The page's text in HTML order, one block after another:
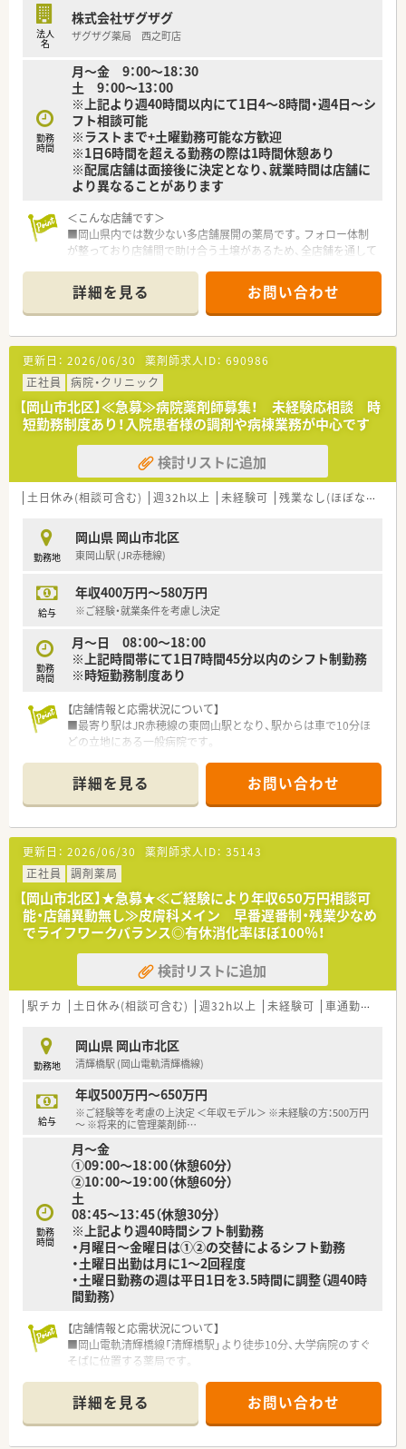
法人
名
株式会社ザグザグ
ザグザグ薬局 西之町店
勤務
時間
月～金 9：00～18：30
土 9：00～13：00
※上記より週40時間以内にて1日4～8時間・週4日～シ
フト相談可能
※ラストまで+土曜勤務可能な方歓迎
※1日6時間を超える勤務の際は1時間休憩あり
※配属店舗は面接後に決定となり、就業時間は店舗に
より異なることがあります
＜こんな店舗です＞
■岡山県内では数少ない多店舗展開の薬局です。フォロー体制
が整っており店舗間で助け合う土壌があるため、全店舗を通して
■ドラッグストアならではの広々とした駐車場もついており、マ
イカー通勤が便利な立地です。
〈会社の特徴〉
■中四国に200店舗以上展開する大手ドラッグストアです。さら
に増加中で成長性がある企業です。
■近年、関西方面にも店舗展開をしています。
■ドラッグストア併設調剤薬局を40店舗以上展開。
■店舗拡大に伴いキャリアアップできるポジションが多数あり！
頑張り次第で高給与も可能！
■日用品から医薬品・化粧品まで、従業員割引制度など支出を減
らせる嬉しいメリットもたくさんあります！
■「暮らしに役立つことなら何でも取り組もう」をモットーに、
認知症カフェなどの地域貢献活動を行っています。
機の他にバーコード照合監査システムを全店に導入していま
す。
■月3日まで希望休を出すことが出来るため、プライベートの予
■研修講師や在宅の推進、リクルーターなど、興味があれば調剤
以外の取組に参加することができます。
20～25枚程度になるように配置されてます。
余裕をもった人員配置で患者さまの対応にしっかりと時間を
使うことができます。
＜こんな方にオススメ＞
■調剤業務をメインとし服薬指導とともにOTC商材の提案もし
たい方
■調剤業務とOTC業務の両方に興味があり、薬剤師としての幅を
広げたい方
■店舗の皆で目標に向かってがんばりたい方
詳細を見る お問い合わせ
更新日： 2026/06/30 薬剤師求人ID： 690986
正社員
病院・クリニック
【岡山市北区】≪急募≫病院薬剤師募集！ 未経験応相談 時
短勤務制度あり！入院患者様の調剤や病棟業務が中心です
検討リストに追加
土日休み(相談可含む) 週32h以上 未経験可 残業なし(ほぼなし含む)
勤務地
岡山県 岡山市北区
東岡山駅 (JR赤穂線)
給与
年収400万円～580万円
※ご経験・就業条件を考慮し決定
勤務
時間
月～日 08：00～18：00
※上記時間帯にて1日7時間45分以内のシフト制勤務
※時短勤務制度あり
【店舗情報と応需状況について】
■最寄り駅はJR赤穂線の東岡山駅となり、駅からは車で10分ほ
どの立地にある一般病院です。
リハビリテーション科など多岐にわたります。
■現在、常勤薬剤師2名体制で業務を行っており、今回は増員の
ための募集となります。
【募集背景と求める人物像について】
■病院薬剤師としての体制強化を目指しており、今回新たに薬剤
師を増員募集することになりました。
■病院勤務が未経験の方やブランクがある方でも、丁寧に指導し
ますので安心してご応募いただけます。
■チーム医療の一員として、他職種と連携しながら前向きに業務
に取り組んでくださる方を歓迎します。
【法人特徴について】
■岡山県南東部地域において、脳神経疾患の専門医療機関として
地域医療を支えている医療法人です。
営基盤のもとで働くことができます。
■従業員の働きやすさを第一に考え、有給休暇の取得率向上や意
見のヒアリングを積極的に行っています。
【こんな方にオススメ】
■病院薬剤師としてのキャリアをスタートさせたい未経験の方
や、ブランク復帰を目指す方におすすめです。
■短時間正社員制度があるため、仕事と私生活のバランスを重視
したい方に最適です。
■託児所が完備されているため、子育てと仕事を両立させながら
長く働きたいとお考えの方にぴったりです。
詳細を見る お問い合わせ
更新日： 2026/06/30 薬剤師求人ID： 35143
正社員
調剤薬局
【岡山市北区】★急募★≪ご経験により年収650万円相談可
能・店舗異動無し≫皮膚科メイン 早番遅番制・残業少なめ
でライフワークバランス◎有休消化率ほぼ100％！
検討リストに追加
駅チカ 土日休み(相談可含む) 週32h以上 未経験可 車通勤可
勤務地
岡山県 岡山市北区
清輝橋駅 (岡山電軌清輝橋線)
給与
年収500万円～650万円
※ご経験等を考慮の上決定 ＜年収モデル＞ ※未経験の方：500万円
～ ※将来的に管理薬剤師…
勤務
時間
月～金
①09：00～18：00（休憩60分）
②10：00～19：00（休憩60分）
土
08：45～13：45（休憩30分）
※上記より週40時間シフト制勤務
・月曜日〜金曜日は①②の交替によるシフト勤務
・土曜日出勤は月に1〜2回程度
・土曜日勤務の週は平日1日を3.5時間に調整（週40時
間勤務）
【店舗情報と応需状況について】
■岡山電軌清輝橋線「清輝橋駅」より徒歩10分、大学病院のすぐ
そばに位置する薬局です。
方も含め1日130枚程度応需しています。
■薬剤師は常勤・パート含め複数名体制で、ダブルチェックを徹
底した安全な調剤を行っています。
詳細を見る お問い合わせ